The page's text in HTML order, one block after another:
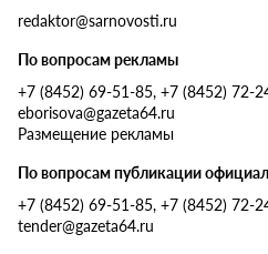
redaktor@sarnovosti.ru
По вопросам рекламы
+7 (8452) 69-51-85, +7 (8452) 72-
eborisova@gazeta64.ru
Размещение рекламы
По вопросам публикации
+7 (8452) 69-51-85, +7 (8452) 72-
tender@gazeta64.ru